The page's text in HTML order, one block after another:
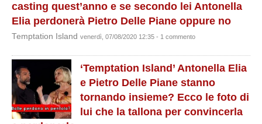
casting quest’anno e se secondo lei Antonella
Elia perdonerà Pietro Delle Piane oppure no
Temptation Island venerdì, 07/08/2020 12:35 - 1 commento
‘Temptation Island’ Antonella Elia
e Pietro Delle Piane stanno
tornando insieme? Ecco le foto di
lui che la tallona per convincerla